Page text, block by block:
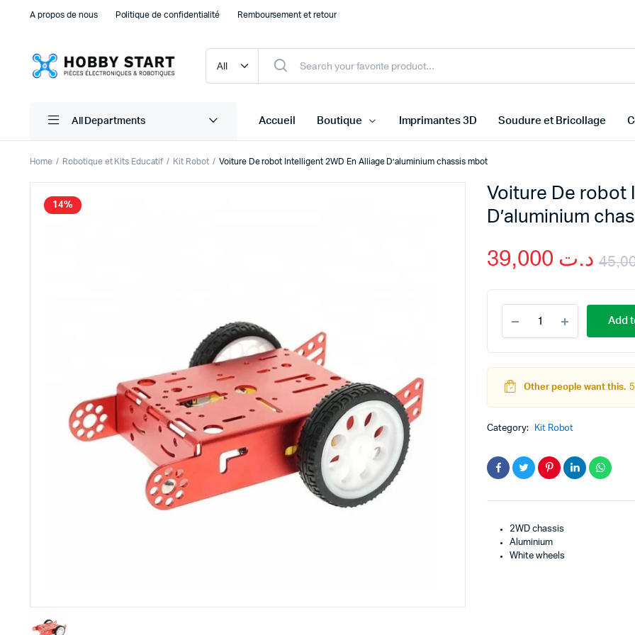
A propos de nous Politique de confidentialité Remboursement et retour
All Departments Accueil Boutique
Plaque d’essais Breadboard et PCB Arduino
Raspberry Pi
STM32 ARM
Microbit
Imprimante 3D
Filaments et résine pour 3D
CNC & Laser
Accessoires imprimante 3D
Driver Moteur
Moteur DC
Moteurs pas à pas
Servomoteur
Autre Moteurs et Actionneurs
Kit Robot
Pack Arduino – raspberry pi
Imprimantes 3D Soudure et Bricollage
Home Robotique et Kits Educatif Kit Robot Voiture De robot Intelligent 2WD En Alliage D’aluminium chassis mbot
14%
Voiture De robot
D’aluminium
د.ت
robot
Intelligent
Alliage
D'aluminium
mbot
Add
Other people want this.
Category: Kit Robot
2WD chassis
Aluminium
White wheels